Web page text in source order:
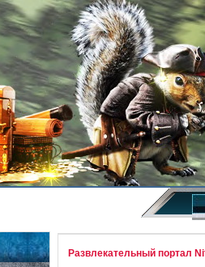
Развлекательный портал